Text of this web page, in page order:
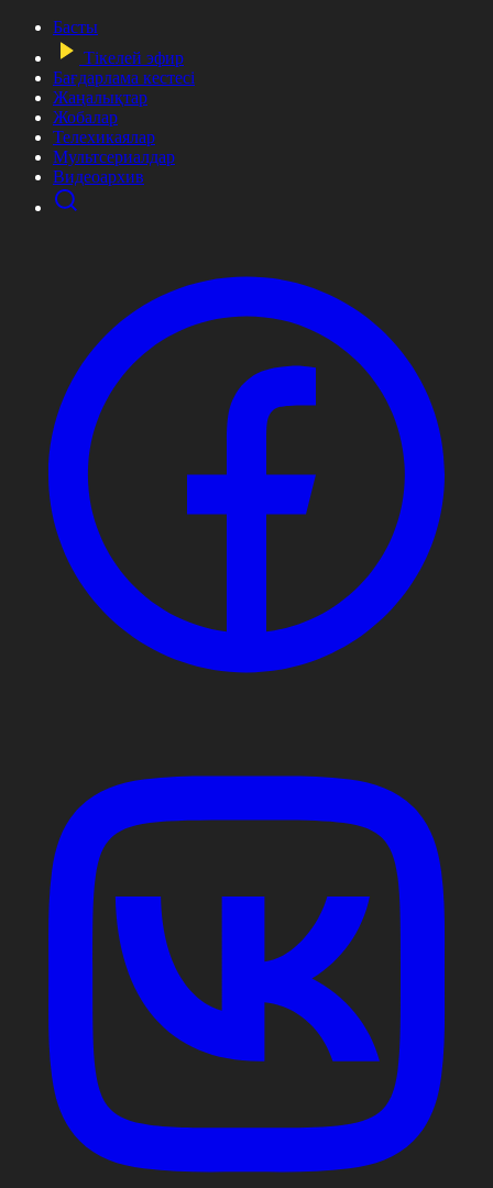
Басты
Тікелей эфир
Бағдарлама кестесі
Жаңалықтар
Жобалар
Телехикаялар
Мультсериалдар
Видеоархив